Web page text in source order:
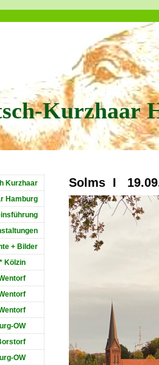
Kurzhaar
Solms I
Kurzhaar
Hamburg
+ Bilder
Kölzin
OW
OW